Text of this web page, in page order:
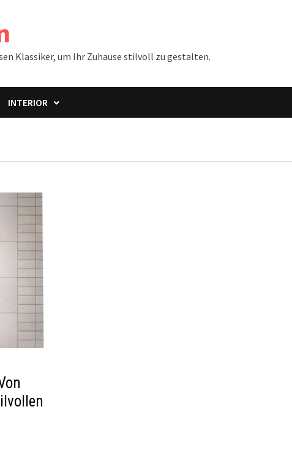
Klassiker, um Ihr Zuhause stilvoll zu gestalten.
INTERIOR